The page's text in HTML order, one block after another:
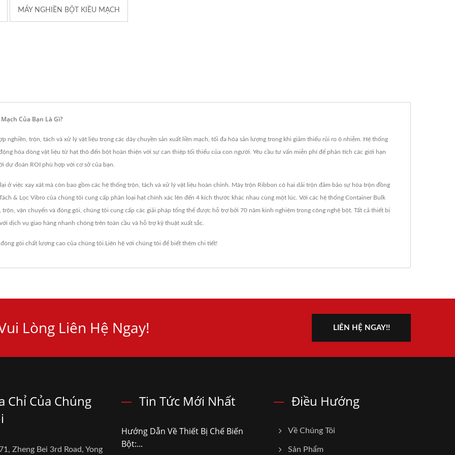
MÁY NGHIỀN BỘT KIỀU MẠCH
Của Bạn Là Gì?
nghiền, trộn, tách và xử lý vật liệu trong các dây chuyền sản xuất liền mạch, tối đa hóa sản lượng trong khi giảm thiểu rủi ro ô nhiễm. Hệ thống
hóa dòng vật liệu từ hạt thô đến bột hoàn thiện với sự can thiệp tối thiểu của con người. Yêu cầu tư vấn miễn phí để phân tích các giới hạn
dự đoán ROI phù hợp với cơ sở của bạn.
ở việc xay xát mà còn bao gồm các hệ thống trộn, tách và xử lý vật liệu hoàn chỉnh. Máy trộn Ribbon có hai dải trộn đảm bảo sự hòa trộn đồng
& Lọc Vibro của chúng tôi cung cấp phân loại hạt chính xác lên đến 4 kích thước khác nhau cùng một lúc. Với các hệ thống Container Bulk
vận chuyển và đóng gói, chúng tôi cung cấp các giải pháp tổng thể được hỗ trợ bởi 70 năm kinh nghiệm trong công nghệ bột. Tất cả thiết bị
dịch vụ giao hàng nhanh chóng trên toàn cầu và hỗ trợ kỹ thuật xuất sắc.
gói chất lượng cao của chúng tôi. Liên hệ với chúng tôi để biết thêm chi tiết!
Lòng Liên Hệ Ngay! LIÊN HỆ NGAY!!
Chỉ Của Chúng
Zheng Bei 3rd Road, Yong
Tin Tức Mới Nhất
Hướng Dẫn Về Thiết Bị Chế Biến
Bột:...
Điều Hướng
Về Chúng Tôi
Sản Phẩm